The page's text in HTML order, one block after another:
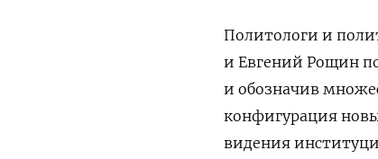
Политологи и
и Евгений Рощин
и обозначив
конфигурация
видения